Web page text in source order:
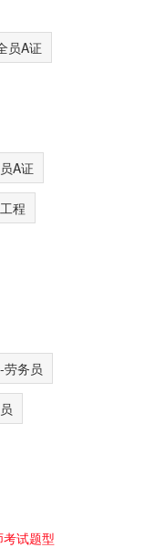
员A证
A证
程
劳务员
试题型